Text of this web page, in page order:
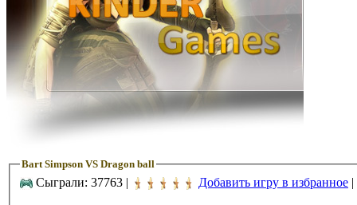
Bart Simpson VS Dragon ball
Сыграли: 37763 | Добавить игру в избранное |